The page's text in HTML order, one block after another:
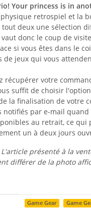
Your princess is in
retrospiel et la
deux une sélection
donc le coup de
si vous êtes dans le
de jeux qui vous
récupérer votre
suffit de choisir
la finalisation de votre
notifiés par e-mail quand
au retrait, ce qui
un à deux jours
présenté à la
différer de la photo
Game Gear Game